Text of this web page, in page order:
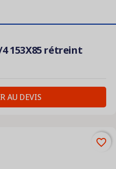
153X85 rétreint
AU DEVIS
favorite_border